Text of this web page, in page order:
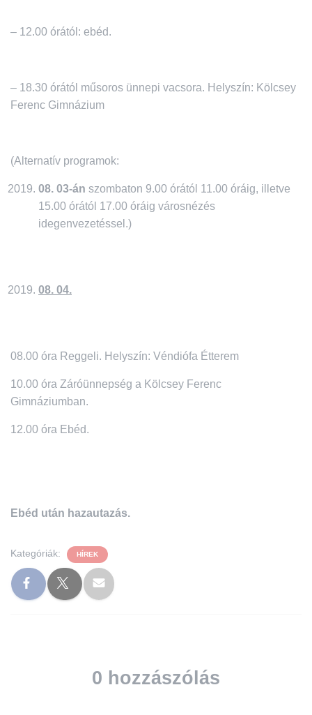
– 12.00 órától: ebéd.
– 18.30 órától műsoros ünnepi vacsora. Helyszín: Kölcsey
Ferenc Gimnázium
(Alternatív programok:
08. 03-án szombaton 9.00 órától 11.00 óráig, illetve
15.00 órától 17.00 óráig városnézés
idegenvezetéssel.)
08. 04.
08.00 óra Reggeli. Helyszín: Véndiófa Étterem
10.00 óra Záróünnepség a Kölcsey Ferenc
Gimnáziumban.
12.00 óra Ebéd.
Ebéd után hazautazás.
Kategóriák: HÍREK
0 hozzászólás